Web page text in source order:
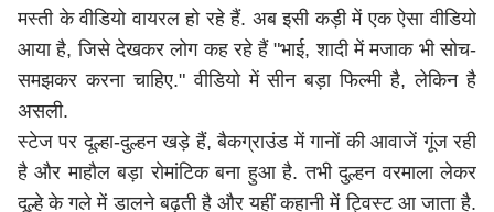
मस्ती के वीडियो वायरल हो रहे हैं. अब इसी कड़ी में एक ऐसा वीडियो
आया है, जिसे देखकर लोग कह रहे हैं "भाई, शादी में मजाक भी सोच-
समझकर करना चाहिए." वीडियो में सीन बड़ा फिल्मी है, लेकिन है
असली.
स्टेज पर दूल्हा-दुल्हन खड़े हैं, बैकग्राउंड में गानों की आवाजें गूंज रही
है और माहौल बड़ा रोमांटिक बना हुआ है. तभी दुल्हन वरमाला लेकर
दूल्हे के गले में डालने बढ़ती है और यहीं कहानी में ट्विस्ट आ जाता है.